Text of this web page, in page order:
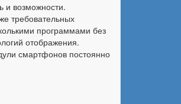
и возможности.
требовательных
программами без
отображения.
смартфонов постоянно